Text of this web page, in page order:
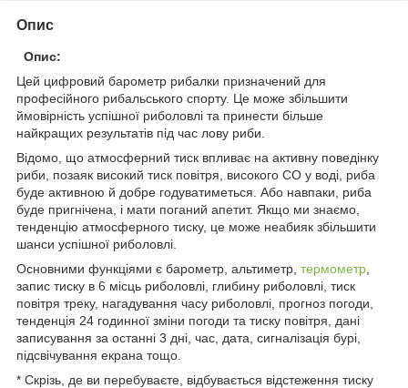
Опис
Опис:
Цей цифровий барометр рибалки призначений для
професійного рибальського спорту. Це може збільшити
ймовірність успішної риболовлі та принести більше
найкращих результатів під час лову риби.
Відомо, що атмосферний тиск впливає на активну поведінку
риби, позаяк високий тиск повітря, високого CO у воді, риба
буде активною й добре годуватиметься. Або навпаки, риба
буде пригнічена, і мати поганий апетит. Якщо ми знаємо,
тенденцію атмосферного тиску, це може неабияк збільшити
шанси успішної риболовлі.
Основними функціями є барометр, альтиметр, термометр
запис тиску в 6 місць риболовлі, глибину риболовлі, тиск
повітря треку, нагадування часу риболовлі, прогноз погоди,
тенденція 24 годинної зміни погоди та тиску повітря, дані
записування за останні 3 дні, час, дата, сигналізація бурі,
підсвічування екрана тощо.
* Скрізь, де ви перебуваєте, відбувається відстеження тиску